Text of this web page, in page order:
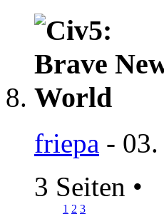
friepa -
3 Seiten •
1 2 3